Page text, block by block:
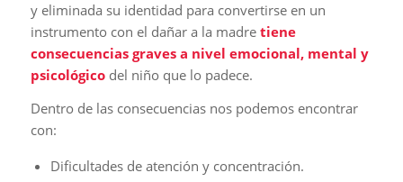
y eliminada su identidad para convertirse en un
instrumento con el dañar a la madre tiene
consecuencias graves a nivel emocional, mental y
psicológicodel niño que lo padece.
Dentro de las consecuencias nos podemos encontrar
con:
Dificultades de atención y concentración.